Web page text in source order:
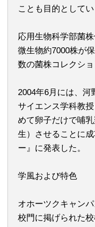
ことも目的としてい
応用生物科学部菌
微生物約7000株が
数の菌株コレクショ
2004年6月には、河
サイエンス学科教
めて卵子だけで哺
生）させることに
ー』に発表した。
学風および特色
オホーツクキャンパ
校門に掲げられた